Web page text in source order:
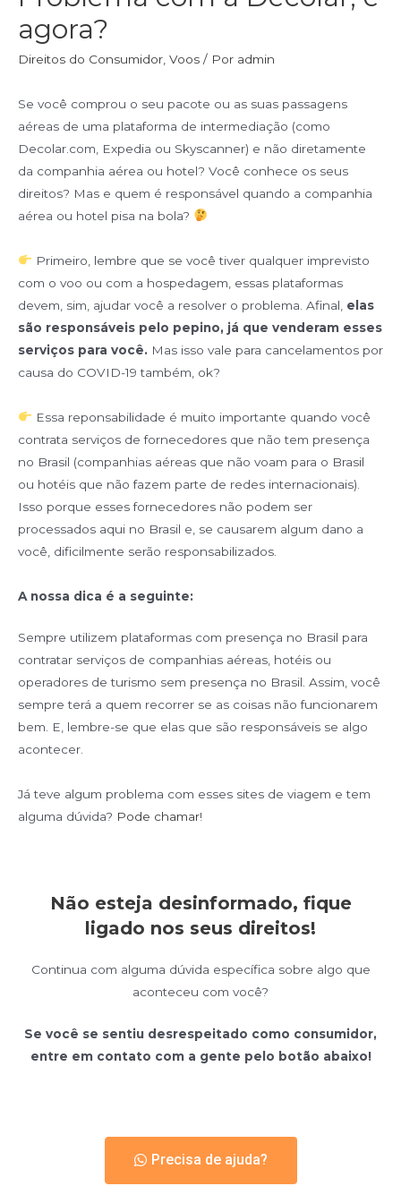
agora?
Direitos do Consumidor Voos / Por admin
Se você comprou o seu pacote ou as suas passagens
aéreas de uma plataforma de intermediação (como
Decolar.com, Expedia ou Skyscanner) e não diretamente
da companhia aérea ou hotel? Você conhece os seus
direitos? Mas e quem é responsável quando a companhia
aérea ou hotel pisa na bola?
Primeiro, lembre que se você tiver qualquer imprevisto
com o voo ou com a hospedagem, essas plataformas
devem, sim, ajudar você a resolver o problema. Afinal, elas
são responsáveis pelo pepino, já que venderam esses
serviços para você. Mas isso vale para cancelamentos por
causa do COVID-19 também, ok?⁣
Essa reponsabilidade é muito importante quando você
contrata serviços de fornecedores que não tem presença
no Brasil (companhias aéreas que não voam para o Brasil
ou hotéis que não fazem parte de redes internacionais).
Isso porque esses fornecedores não podem ser
processados aqui no Brasil e, se causarem algum dano a
você, dificilmente serão responsabilizados. ⁣
A nossa dica é a seguinte:
Sempre utilizem plataformas com presença no Brasil para
contratar serviços de companhias aéreas, hotéis ou
operadores de turismo sem presença no Brasil. Assim, você
sempre terá a quem recorrer se as coisas não funcionarem
bem.⁣ E, lembre-se que elas que são responsáveis se algo
acontecer.
Já teve algum problema com esses sites de viagem e tem
alguma dúvida? Pode chamar!
Não esteja desinformado, fique
ligado nos seus direitos!
Continua com alguma dúvida específica sobre algo que
aconteceu com você?
Se você se sentiu desrespeitado como consumidor,
entre em contato com a gente pelo botão abaixo!
Precisa de ajuda?